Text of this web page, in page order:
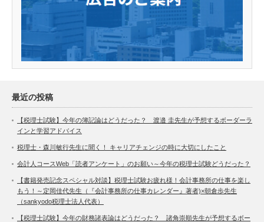
最近の投稿
【税理士試験】今年の簿記論はどうだった？ 渡邉 圭先生が予想するボーダーラ
インと学習アドバイス
税理士・森川敏行先生に聞く！ キャリアチェンジの時に大切にしたこと
会計人コースWeb「読者アンケート」のお願い～今年の税理士試験どうだった？
【書籍発売記念スペシャル対談】税理士試験お疲れ様！会計事務所の仕事を楽し
もう！～定岡佳代先生（『会計事務所の仕事カレンダー』著者)×朝倉歩先生
（sankyodo税理士法人代表）
【税理士試験】今年の財務諸表論はどうだった？ 諸角崇順先生が予想するボー